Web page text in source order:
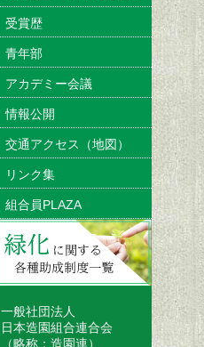
受賞歴
青年部
アカデミー会議
情報公開
交通アクセス（地図）
リンク集
組合員PLAZA
一般社団法人
日本造園組合連合会
（略称：造園連）